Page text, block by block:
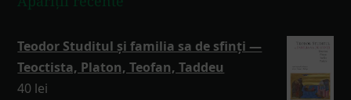
Teodor Studitul și familia sa de sfinți —
Teoctista, Platon, Teofan, Taddeu
40 lei